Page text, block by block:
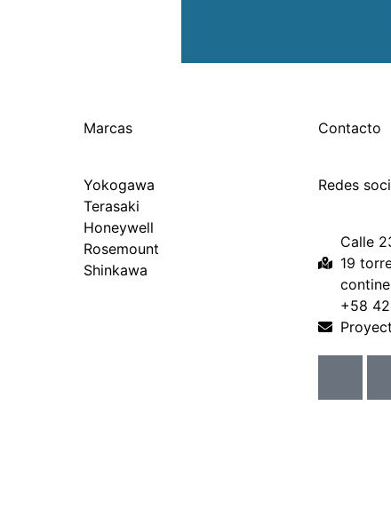
Marcas
Yokogawa
Terasaki
Honeywell
Rosemount
Shinkawa
Contacto
Redes
Calle
19
+58